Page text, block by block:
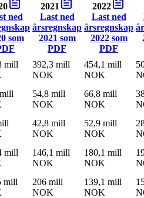
ned
som
2021
Last ned
årsregnskap
2021 som
PDF
2022
Last ned
årsregnskap
2022som
PDF
mill
392,3 mill
NOK
454,1 mill
NOK
54,8 mill
NOK
66,8 mill
NOK
42,8 mill
NOK
52,9 mill
NOK
mill
146,1 mill
NOK
180,1 mill
NOK
mill
206 mill
NOK
139,1 mill
NOK